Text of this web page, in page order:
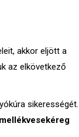
akkor eljött a
az elkövetkező
sikerességét.